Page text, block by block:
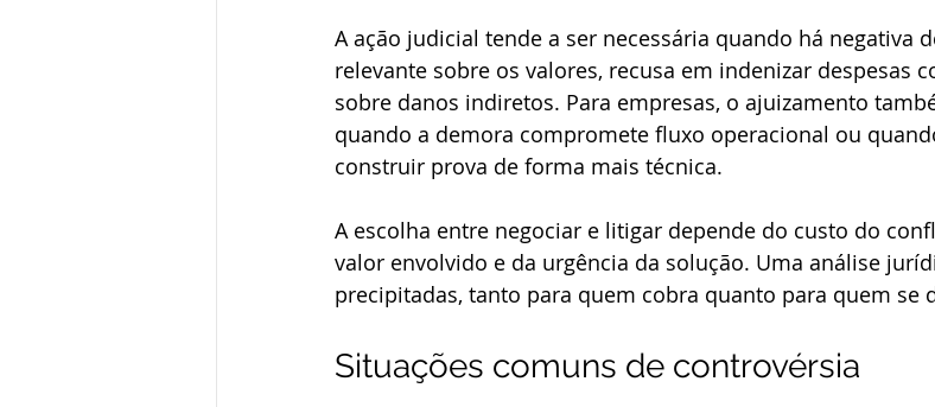
A ação judicial tende a ser necessária quando há negativa
relevante sobre os valores, recusa em indenizar despesas
sobre danos indiretos. Para empresas, o ajuizamento
quando a demora compromete fluxo operacional ou
construir prova de forma mais técnica.
A escolha entre negociar e litigar depende do custo do
valor envolvido e da urgência da solução. Uma análise
precipitadas, tanto para quem cobra quanto para quem se
Situações comuns de controvérsia